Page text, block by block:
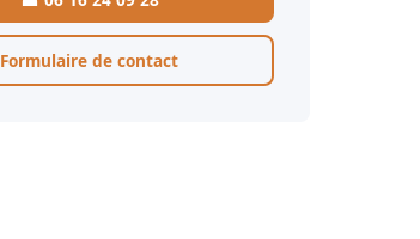
Formulaire de contact